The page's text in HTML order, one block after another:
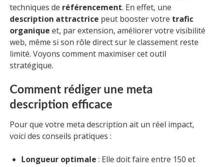
techniques de référencement. En effet, une
description attractrice peut booster votre trafic
organique et, par extension, améliorer votre visibilité
web, même si son rôle direct sur le classement reste
limité. Voyons comment maximiser cet outil
stratégique.
Comment rédiger une meta
description efficace
Pour que votre meta description ait un réel impact,
voici des conseils pratiques :
Longueur optimale : Elle doit faire entre 150 et